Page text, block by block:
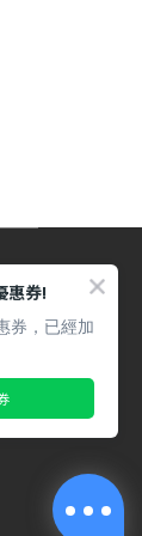
惠券!
券，已經加